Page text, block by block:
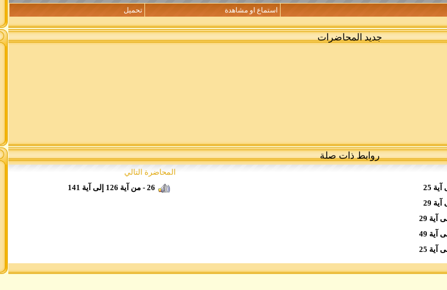
استماع او مشاهدة تحميل
جديد المحاضرات
روابط ذات صلة
المحاضرة التالي
26 - من آية 126 إلى آية 141